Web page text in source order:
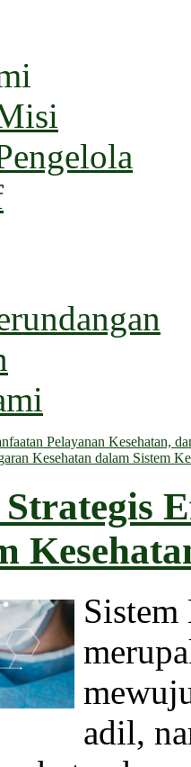
Pelayanan Kesehatan,
Kesehatan dalam Sistem
adil,